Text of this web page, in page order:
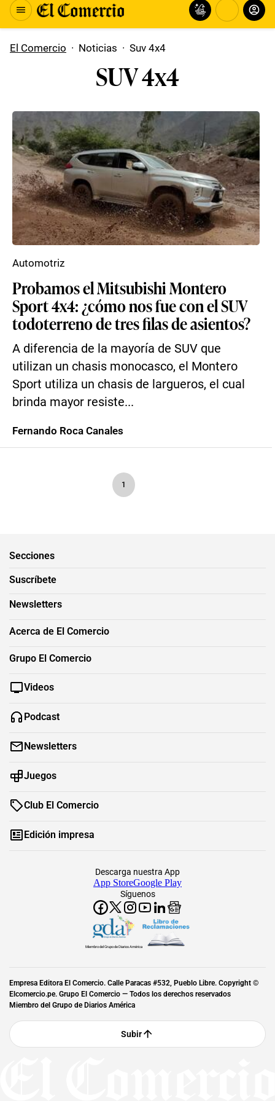
El Comercio · Noticias · Suv 4x4
SUV 4x4
Probamos el Mitsubishi Montero
Sport 4x4: ¿cómo nos fue con el SUV
todoterreno de tres filas de asientos?
A diferencia de la mayoría de SUV que
utilizan un chasis monocasco, el Montero
Sport utiliza un chasis de largueros, el cual
brinda mayor resiste...
Automotriz
Fernando Roca Canales
1
Secciones
Suscríbete
Newsletters
Acerca de El Comercio
Grupo El Comercio
Videos
Podcast
Newsletters
Juegos
Club El Comercio
Edición impresa
Síguenos
Descarga nuestra App
App StoreGoogle Play
Miembro del Grupo de Diarios América
Empresa Editora El Comercio. Calle Paracas #532, Pueblo Libre. Copyright ©
Elcomercio.pe. Grupo El Comercio — Todos los derechos reservados
Miembro del Grupo de Diarios América
Subir